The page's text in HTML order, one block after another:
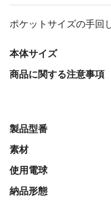
ポケットサイズの手回
本体サイズ
商品に関する注意事項
製品型番
素材
使用電球
納品形態